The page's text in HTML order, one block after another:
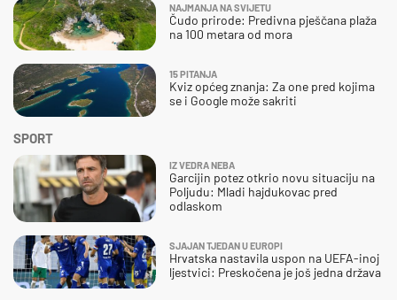
SPORT
IZ VEDRA NEBA
Garcijin potez otkrio novu situaciju na
Poljudu: Mladi hajdukovac pred
odlaskom
SJAJAN TJEDAN U EUROPI
Hrvatska nastavila uspon na UEFA-inoj
ljestvici: Preskočena je još jedna država
NAJMANJA NA SVIJETU
Čudo prirode: Predivna pješčana plaža
na 100 metara od mora
15 PITANJA
Kviz općeg znanja: Za one pred kojima
se i Google može sakriti